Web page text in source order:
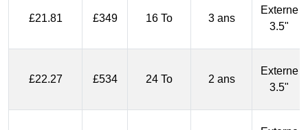
£21.81 £349 16 To 3 ans
Externe
3.5"
£22.27 £534 24 To 2 ans
Externe
3.5"